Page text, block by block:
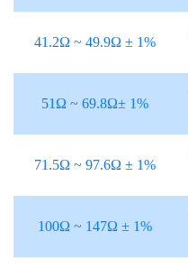
41.2Ω ~ 49.9Ω ± 1%
51Ω ~ 69.8Ω± 1%
71.5Ω ~ 97.6Ω ± 1%
100Ω ~ 147Ω ± 1%